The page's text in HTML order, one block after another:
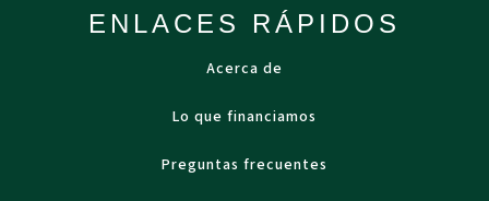
ENLACES RÁPIDOS
Acerca de
Lo que financiamos
Preguntas frecuentes